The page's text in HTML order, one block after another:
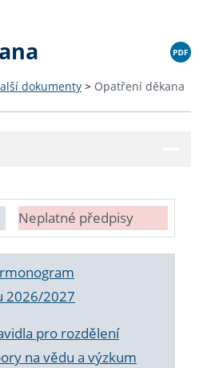
dokumenty > Opatření děkana
Neplatné předpisy
2026/2027
pro rozdělení
na vědu a výzkum